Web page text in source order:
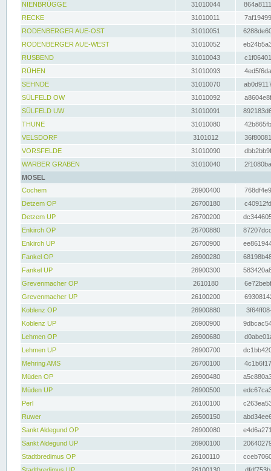
NIENBRÜGGE
31010044
RECKE
31010011
RODENBERGER AUE-OST
31010051
RODENBERGER AUE-WEST
31010052
RUSBEND
31010043
RÜHEN
31010093
SEHNDE
31010070
SÜLFELD OW
31010092
SÜLFELD UW
31010091
THUNE
31010080
VELSDORF
3101012
VORSFELDE
31010090
WARBER GRABEN
31010040
MOSEL
Cochem
26900400
Detzem OP
26700180
Detzem UP
26700200
Enkirch OP
26700880
Enkirch UP
26700900
Fankel OP
26900280
Fankel UP
26900300
Grevenmacher OP
2610180
Grevenmacher UP
26100200
Koblenz OP
26900880
Koblenz UP
26900900
Lehmen OP
26900680
Lehmen UP
26900700
Mehring AMS
26700100
Müden OP
26900480
Müden UP
26900500
Perl
26100100
Ruwer
26500150
Sankt Aldegund OP
26900080
Sankt Aldegund UP
26900100
Stadtbredimus OP
26100110